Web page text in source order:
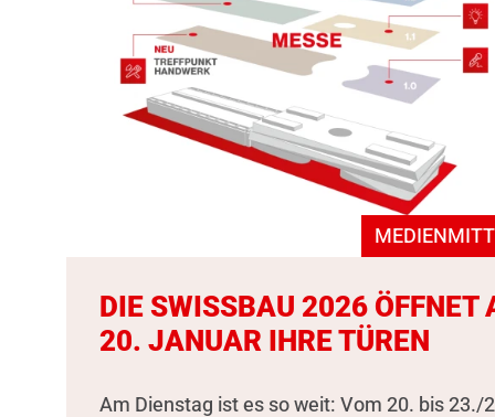
DIE SWISSBAU 2026 ÖFFNET
20. JANUAR IHRE TÜREN
Am Dienstag ist es so weit: Vom 20. bis 23./